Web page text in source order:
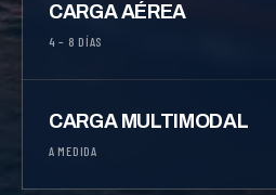
CARGA AÉREA
4 – 8 DÍAS
CARGA MULTIMODAL
A MEDIDA